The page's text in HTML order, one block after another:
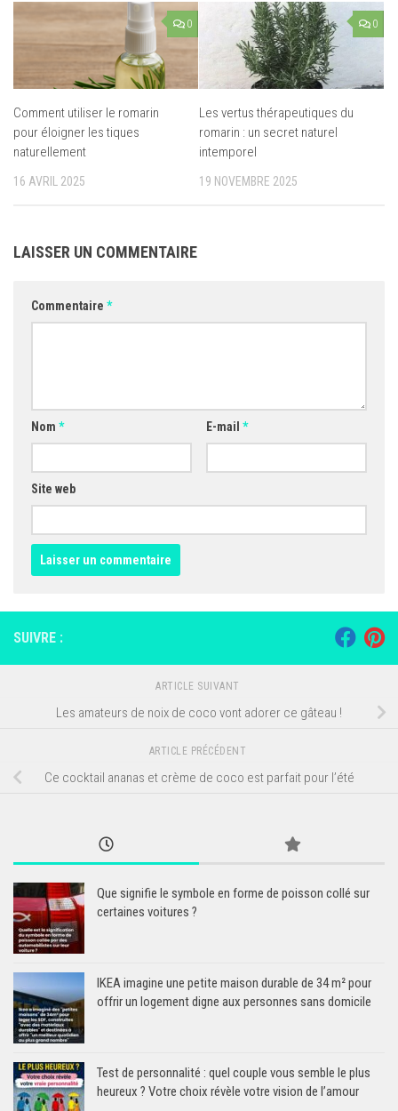
0
Comment utiliser le romarin
pour éloigner les tiques
naturellement
16 AVRIL 2025
0
Les vertus thérapeutiques du
romarin : un secret naturel
intemporel
19 NOVEMBRE 2025
LAISSER UN COMMENTAIRE
Commentaire *
Nom * E-mail *
Site web
SUIVRE :
ARTICLE SUIVANT
Les amateurs de noix de coco vont adorer ce gâteau !
ARTICLE PRÉCÉDENT
Ce cocktail ananas et crème de coco est parfait pour l’été
Que signifie le symbole en forme de poisson collé sur
certaines voitures ?
IKEA imagine une petite maison durable de 34 m² pour
offrir un logement digne aux personnes sans domicile
Test de personnalité : quel couple vous semble le plus
heureux ? Votre choix révèle votre vision de l’amour